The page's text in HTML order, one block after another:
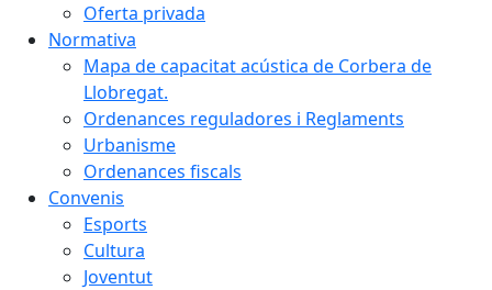
Oferta privada
Normativa
Mapa de capacitat acústica de Corbera de
Llobregat.
Ordenances reguladores i Reglaments
Urbanisme
Ordenances fiscals
Convenis
Esports
Cultura
Joventut